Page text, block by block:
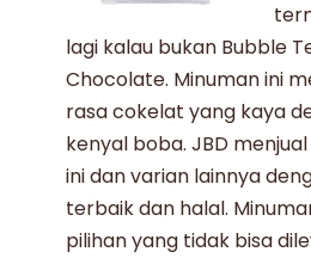
lagi kalau bukan Bubble
Chocolate. Minuman ini
rasa cokelat yang kaya
kenyal boba. JBD
ini dan varian lainnya
terbaik dan halal.
pilihan yang tidak bisa